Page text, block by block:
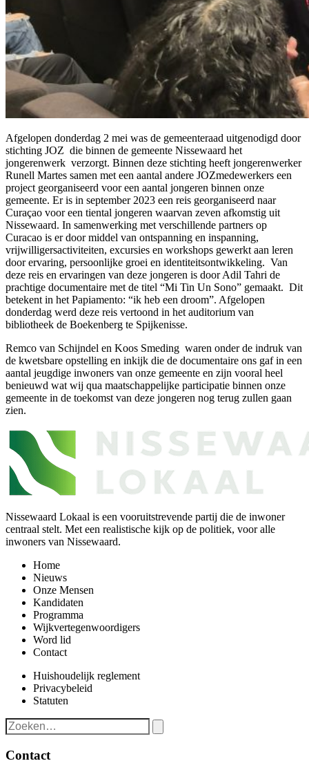
Afgelopen donderdag 2 mei was de gemeenteraad uitgenodigd door
stichting JOZ die binnen de gemeente Nissewaard het
jongerenwerk verzorgt. Binnen deze stichting heeft jongerenwerker
Runell Martes samen met een aantal andere JOZmedewerkers een
project georganiseerd voor een aantal jongeren binnen onze
gemeente. Er is in september 2023 een reis georganiseerd naar
Curaçao voor een tiental jongeren waarvan zeven afkomstig uit
Nissewaard. In samenwerking met verschillende partners op
Curacao is er door middel van ontspanning en inspanning,
vrijwilligersactiviteiten, excursies en workshops gewerkt aan leren
door ervaring, persoonlijke groei en identiteitsontwikkeling. Van
deze reis en ervaringen van deze jongeren is door Adil Tahri de
prachtige documentaire met de titel “Mi Tin Un Sono” gemaakt. Dit
betekent in het Papiamento: “ik heb een droom”. Afgelopen
donderdag werd deze reis vertoond in het auditorium van
bibliotheek de Boekenberg te Spijkenisse.
Remco van Schijndel en Koos Smeding waren onder de indruk van
de kwetsbare opstelling en inkijk die de documentaire ons gaf in een
aantal jeugdige inwoners van onze gemeente en zijn vooral heel
benieuwd wat wij qua maatschappelijke participatie binnen onze
gemeente in de toekomst van deze jongeren nog terug zullen gaan
zien.
Nissewaard Lokaal is een vooruitstrevende partij die de inwoner
centraal stelt. Met een realistische kijk op de politiek, voor alle
inwoners van Nissewaard.
Home
Nieuws
Onze Mensen
Kandidaten
Programma
Wijkvertegenwoordigers
Word lid
Contact
Huishoudelijk reglement
Privacybeleid
Statuten
Contact